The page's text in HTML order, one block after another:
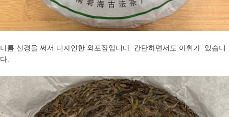
나름 신경을 써서 디자인한 외포장입니다. 간단하면서도 아취가 있습니
다.